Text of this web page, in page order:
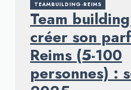
TEAMBUILDING-REIMS
Team
créer son
Reims (5-100
personnes) :